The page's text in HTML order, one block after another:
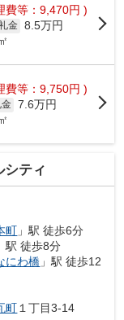
費等：9,470円 )
金 8.5万円
費等：9,750円 )
7.6万円
シティ
町 」駅 徒歩6分
駅 徒歩8分
にわ橋 」駅 徒歩12
町 １丁目3-14